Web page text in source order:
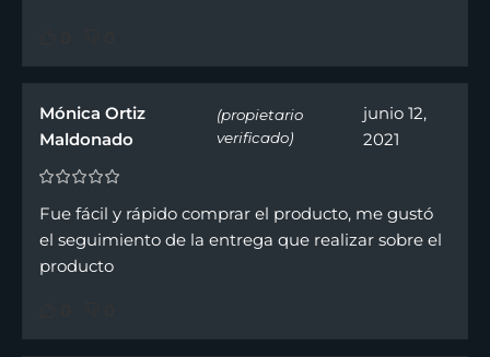
Mónica Ortiz
Maldonado
(propietario
verificado)
junio 12,
2021
Fue fácil y rápido comprar el producto, me gustó
el seguimiento de la entrega que realizar sobre el
producto